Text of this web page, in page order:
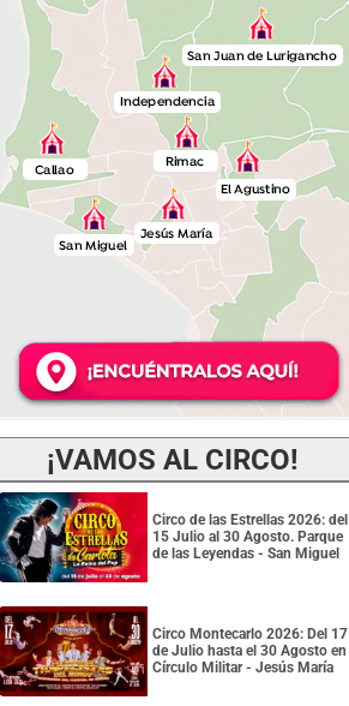
¡VAMOS AL CIRCO!
Circo de las Estrellas 2026: del
15 Julio al 30 Agosto. Parque
de las Leyendas - San Miguel
Circo Montecarlo 2026: Del 17
de Julio hasta el 30 Agosto en
Círculo Militar - Jesús María